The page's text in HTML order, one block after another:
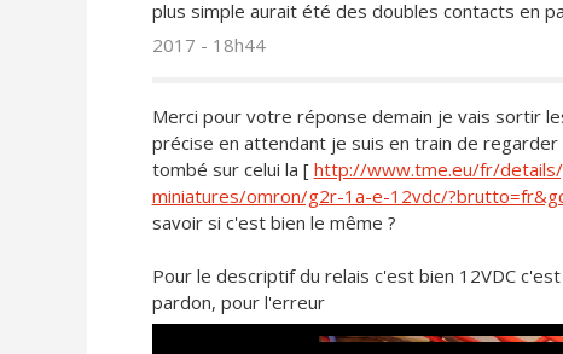
plus simple aurait été des doubles contacts en
2017 - 18h44
Merci pour votre réponse demain je vais sortir
précise en attendant je suis en train de
tombé sur celui la [ http://www.tme.eu/fr/
miniatures/omron/g2r-1a-e-12vdc/
savoir si c'est bien le même ?
Pour le descriptif du relais c'est bien 12VDC
pardon, pour l'erreur